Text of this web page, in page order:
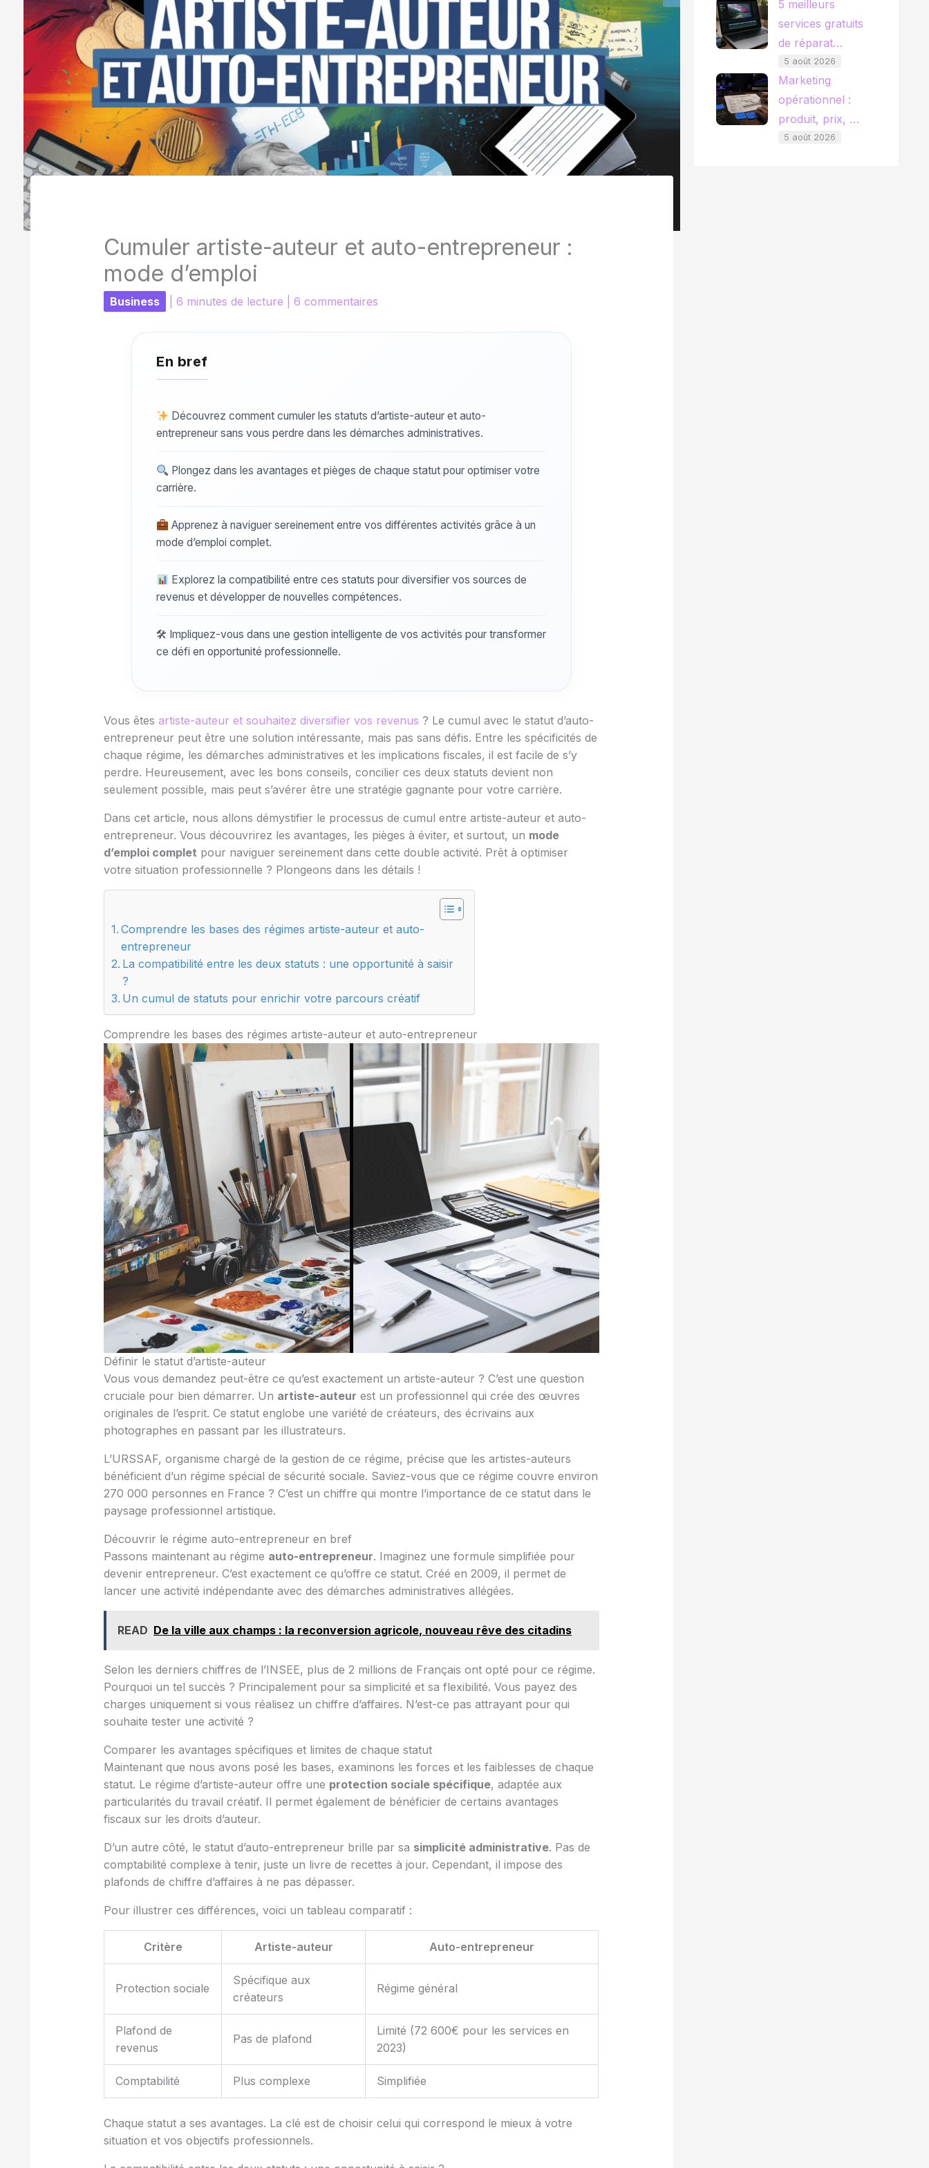
Cumuler artiste-auteur et auto-entrepreneur :
mode d’emploi
Business |6 minutes de lecture |6 commentaires
Découvrez comment cumuler les statuts d’artiste-auteur et auto-
entrepreneur sans vous perdre dans les démarches administratives.
Plongez dans les avantages et pièges de chaque statut pour optimiser votre
carrière.
Apprenez à naviguer sereinement entre vos différentes activités grâce à un
mode d’emploi complet.
Explorez la compatibilité entre ces statuts pour diversifier vos sources de
revenus et développer de nouvelles compétences.
🛠 Impliquez-vous dans une gestion intelligente de vos activités pour transformer
ce défi en opportunité professionnelle.
Vous êtesartiste-auteur et souhaitez diversifier vos revenus ? Le cumul avec le statut d’auto-
entrepreneur peut être une solution intéressante, mais pas sans défis. Entre les spécificités de
chaque régime, les démarches administratives et les implications fiscales, il est facile de s’y
perdre. Heureusement, avec les bons conseils, concilier ces deux statuts devient non
seulement possible, mais peut s’avérer être une stratégie gagnante pour votre carrière.
Dans cet article, nous allons démystifier le processus de cumul entre artiste-auteur et auto-
entrepreneur. Vous découvrirez les avantages, les pièges à éviter, et surtout, un mode
d’emploi complet pour naviguer sereinement dans cette double activité. Prêt à optimiser
votre situation professionnelle ? Plongeons dans les détails !
Comprendre les bases des régimes artiste-auteur et auto-
entrepreneur
La compatibilité entre les deux statuts : une opportunité à saisir
?
Un cumul de statuts pour enrichir votre parcours créatif
Comprendre les bases des régimes artiste-auteur et auto-entrepreneur
Définir le statut d’artiste-auteur
Vous vous demandez peut-être ce qu’est exactement un artiste-auteur ? C’est une question
cruciale pour bien démarrer. Un artiste-auteur est un professionnel qui crée des œuvres
originales de l’esprit. Ce statut englobe une variété de créateurs, des écrivains aux
photographes en passant par les illustrateurs.
L’URSSAF, organisme chargé de la gestion de ce régime, précise que les artistes-auteurs
bénéficient d’un régime spécial de sécurité sociale. Saviez-vous que ce régime couvre environ
270 000 personnes en France ? C’est un chiffre qui montre l’importance de ce statut dans le
paysage professionnel artistique.
Découvrir le régime auto-entrepreneur en bref
Passons maintenant au régime auto-entrepreneur. Imaginez une formule simplifiée pour
devenir entrepreneur. C’est exactement ce qu’offre ce statut. Créé en 2009, il permet de
lancer une activité indépendante avec des démarches administratives allégées.
READ De la ville aux champs : la reconversion agricole, nouveau rêve des citadins
Selon les derniers chiffres de l’INSEE, plus de 2 millions de Français ont opté pour ce régime.
Pourquoi un tel succès ? Principalement pour sa simplicité et sa flexibilité. Vous payez des
charges uniquement si vous réalisez un chiffre d’affaires. N’est-ce pas attrayant pour qui
souhaite tester une activité ?
Comparer les avantages spécifiques et limites de chaque statut
Maintenant que nous avons posé les bases, examinons les forces et les faiblesses de chaque
statut. Le régime d’artiste-auteur offre une protection sociale spécifique, adaptée aux
particularités du travail créatif. Il permet également de bénéficier de certains avantages
fiscaux sur les droits d’auteur.
D’un autre côté, le statut d’auto-entrepreneur brille par sa simplicité administrative. Pas de
comptabilité complexe à tenir, juste un livre de recettes à jour. Cependant, il impose des
plafonds de chiffre d’affaires à ne pas dépasser.
Pour illustrer ces différences, voici un tableau comparatif :
Critère Artiste-auteur Auto-entrepreneur
Protection sociale
Spécifique aux
créateurs
Régime général
Plafond de
revenus
Pas de plafond
Limité (72 600€ pour les services en
2023)
Comptabilité Plus complexe Simplifiée
Chaque statut a ses avantages. La clé est de choisir celui qui correspond le mieux à votre
situation et vos objectifs professionnels.
5 meilleurs
services gratuits
de réparat…
5 août 2026
Marketing
opérationnel :
produit, prix, …
5 août 2026